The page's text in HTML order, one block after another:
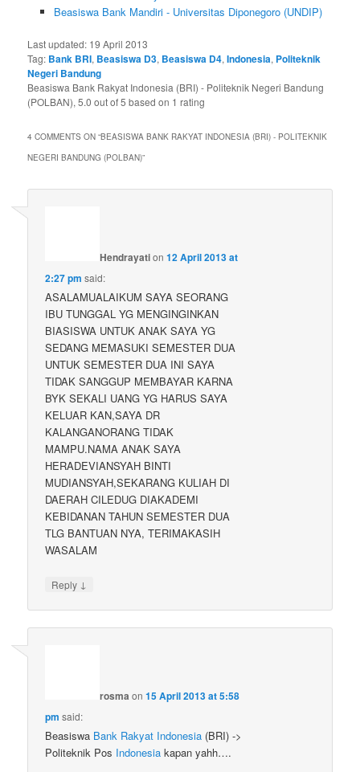
Beasiswa Bank Mandiri - Universitas Diponegoro (UNDIP)
Last updated: 19 April 2013
Tag: Bank BRI, Beasiswa D3, Beasiswa D4,Indonesia, Politeknik
Negeri Bandung
Beasiswa Bank Rakyat Indonesia (BRI) - Politeknik Negeri Bandung
(POLBAN),5.0 out of5 based on 1 rating
4 COMMENTS ON “BEASISWA BANK RAKYAT INDONESIA (BRI) - POLITEKNIK
NEGERI BANDUNG (POLBAN)”
Hendrayation12 April 2013 at
2:27 pm said:
ASALAMUALAIKUM SAYA SEORANG
IBU TUNGGAL YG MENGINGINKAN
BIASISWA UNTUK ANAK SAYA YG
SEDANG MEMASUKI SEMESTER DUA
UNTUK SEMESTER DUA INI SAYA
TIDAK SANGGUP MEMBAYAR KARNA
BYK SEKALI UANG YG HARUS SAYA
KELUAR KAN,SAYA DR
KALANGANORANG TIDAK
MAMPU.NAMA ANAK SAYA
HERADEVIANSYAH BINTI
MUDIANSYAH,SEKARANG KULIAH DI
DAERAH CILEDUG DIAKADEMI
KEBIDANAN TAHUN SEMESTER DUA
TLG BANTUAN NYA, TERIMAKASIH
WASALAM
Reply ↓
rosma on15 April 2013 at 5:58
pm said:
Beasiswa Bank Rakyat Indonesia (BRI) ->
Politeknik Pos Indonesia kapan yahh….